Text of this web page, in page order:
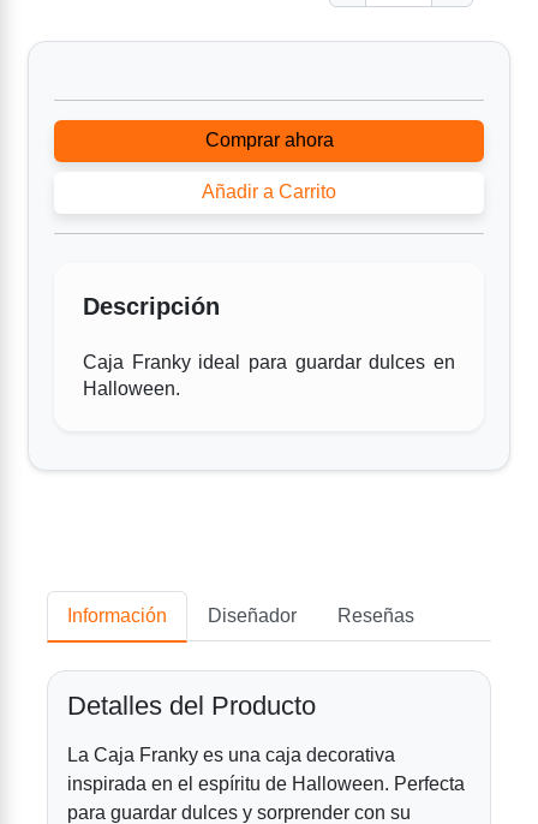
Comprar ahora
Añadir a Carrito
Descripción
Caja Franky ideal para guardar dulces en
Halloween.
Información Diseñador Reseñas
Detalles del Producto
La Caja Franky es una caja decorativa
inspirada en el espíritu de Halloween. Perfecta
para guardar dulces y sorprender con su